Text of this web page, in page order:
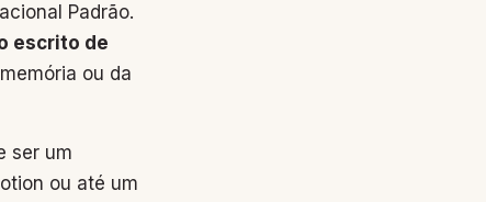
Padrão.
escrito de
ou da
ser um
ou até um